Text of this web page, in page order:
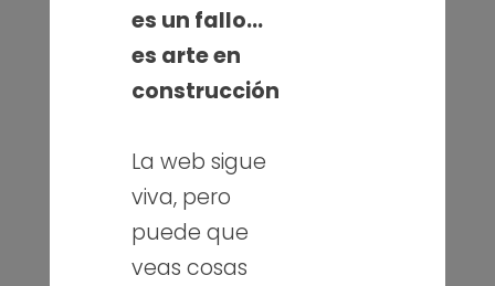
es un fallo…
es arte en
construcción
La web sigue
viva, pero
puede que
veas cosas